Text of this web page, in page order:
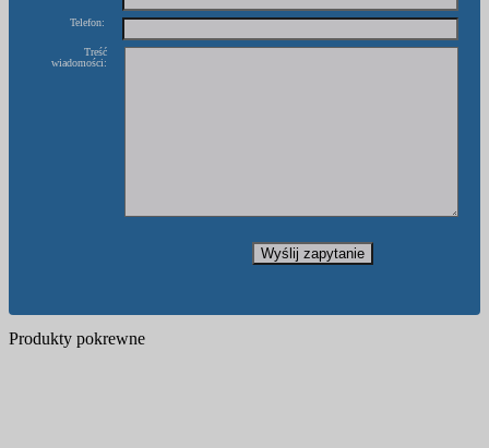
Telefon:
Treść
wiadomości:
Produkty pokrewne